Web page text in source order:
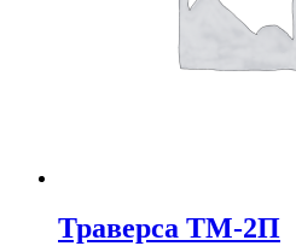
Траверса ТМ-2П